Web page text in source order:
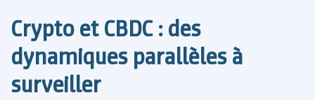
Crypto et CBDC : des
dynamiques parallèles à
surveiller